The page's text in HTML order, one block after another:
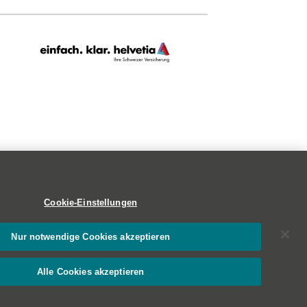
Cookie-Einstellungen
Nur notwendige Cookies akzeptieren
Alle Cookies akzeptieren